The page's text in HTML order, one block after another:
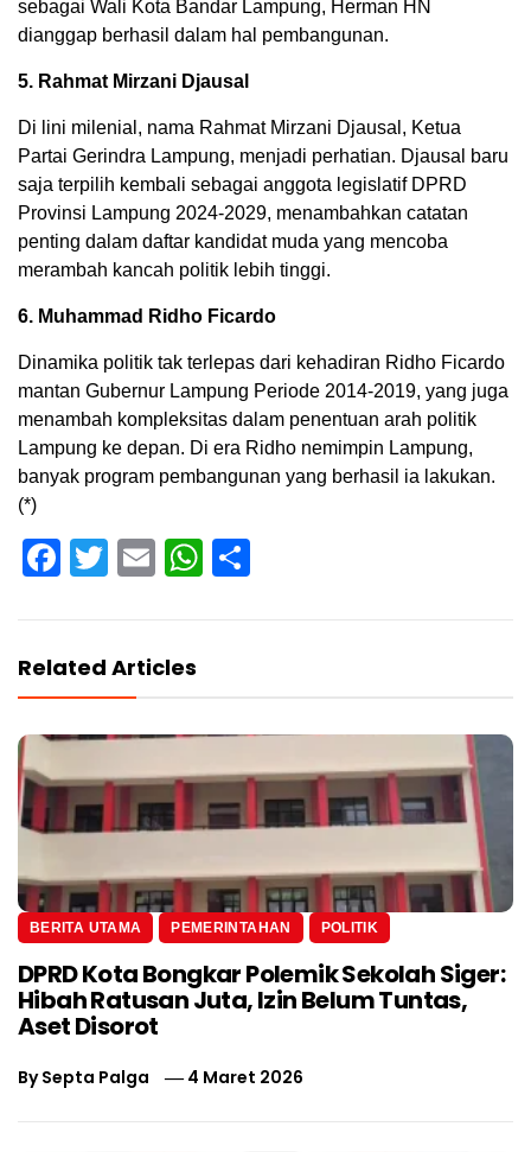
sebagai Wali Kota Bandar Lampung, Herman HN
dianggap berhasil dalam hal pembangunan.
5. Rahmat Mirzani Djausal
Di lini milenial, nama Rahmat Mirzani Djausal, Ketua
Partai Gerindra Lampung, menjadi perhatian. Djausal baru
saja terpilih kembali sebagai anggota legislatif DPRD
Provinsi Lampung 2024-2029, menambahkan catatan
penting dalam daftar kandidat muda yang mencoba
merambah kancah politik lebih tinggi.
6. Muhammad Ridho Ficardo
Dinamika politik tak terlepas dari kehadiran Ridho Ficardo
mantan Gubernur Lampung Periode 2014-2019, yang juga
menambah kompleksitas dalam penentuan arah politik
Lampung ke depan. Di era Ridho nemimpin Lampung,
banyak program pembangunan yang berhasil ia lakukan.
(*)
Facebook
Twitter
EmailWhatsApp
Related Articles
BERITA UTAMA PEMERINTAHAN POLITIK
DPRD Kota Bongkar Polemik Sekolah Siger:
Hibah Ratusan Juta, Izin Belum Tuntas,
Aset Disorot
BySepta Palga 4 Maret 2026